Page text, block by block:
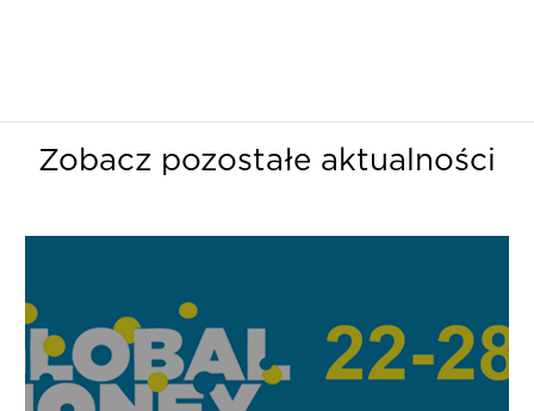
Zobacz pozostałe aktualności